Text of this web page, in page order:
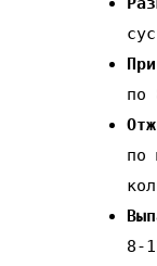
по
по
8-